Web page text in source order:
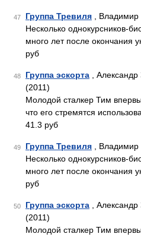
47 Группа Тревиля , Владимир
Несколько однокурсников-
много лет после окончания
руб
48 Группа эскорта ,
(2011)
Молодой сталкер Тим
что его стремятся
41.3 руб
49 Группа Тревиля , Владимир
Несколько однокурсников-
много лет после окончания
руб
50 Группа эскорта ,
(2011)
Молодой сталкер Тим